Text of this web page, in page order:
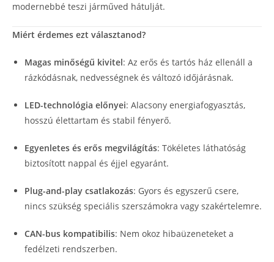
modernebbé teszi járműved hátulját.
Miért érdemes ezt választanod?
Magas minőségű kivitel: Az erős és tartós ház ellenáll a
rázkódásnak, nedvességnek és változó időjárásnak.
LED-technológia előnyei: Alacsony energiafogyasztás,
hosszú élettartam és stabil fényerő.
Egyenletes és erős megvilágítás: Tökéletes láthatóság
biztosított nappal és éjjel egyaránt.
Plug-and-play csatlakozás: Gyors és egyszerű csere,
nincs szükség speciális szerszámokra vagy szakértelemre.
CAN-bus kompatibilis: Nem okoz hibaüzeneteket a
fedélzeti rendszerben.